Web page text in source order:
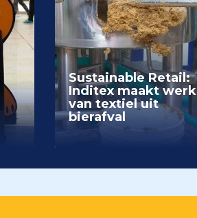
Sustainable Retail:
Inditex maakt werk
van textiel uit
bierafval